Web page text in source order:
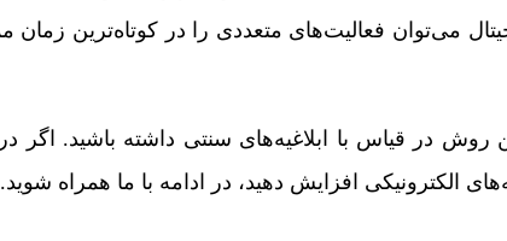
می‌توان فعالیت‌های متعددی را در کوتاه‌ترین زمان
روش در قیاس با ابلاغیه‌های سنتی داشته باشید. اگر
الکترونیکی افزایش دهید، در ادامه با ما همراه شوید.